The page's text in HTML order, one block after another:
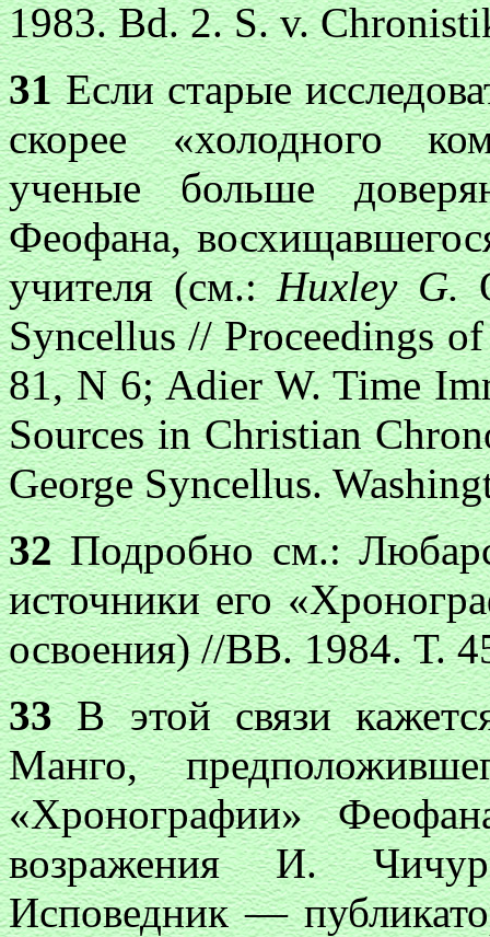
1983. Bd. 2. S. v.
31Если старые
скорее «холодного
ученые больше
Феофана,
учителя (см.:Huxley G.
Syncellus // Proceedings
81, N 6; Adier W. Time
Sources in Christian
George Syncellus.
32Подробно см.:
источники его
освоения) //ВВ. 1984. Т.
33В этой связи
Манго,
«Хронографии»
возражения И.
Исповедник —